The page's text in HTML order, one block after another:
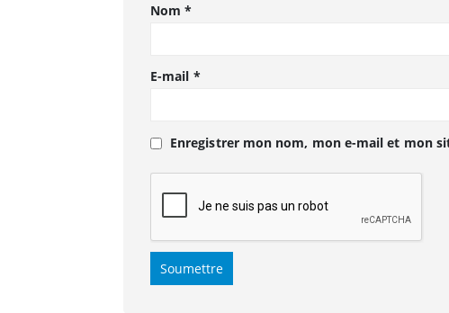
Nom*
E-mail *
Enregistrer mon nom, mon e-mail et mon